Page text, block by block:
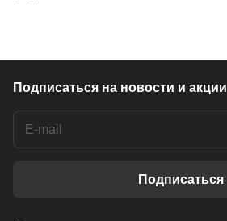
Подписаться на новости и акции
Подписаться